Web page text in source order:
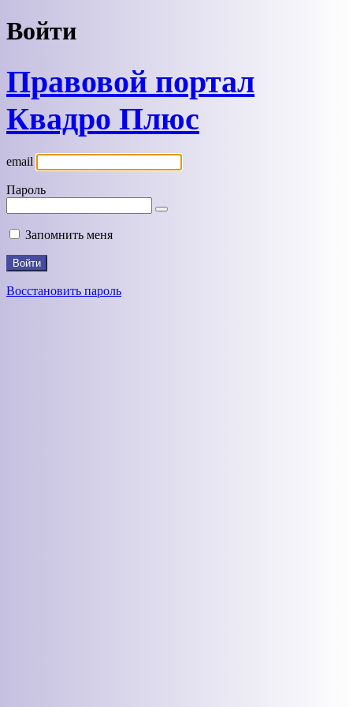
Войти
Правовой портал
Квадро Плюс
email
Пароль
Запомнить меня
Восстановить пароль